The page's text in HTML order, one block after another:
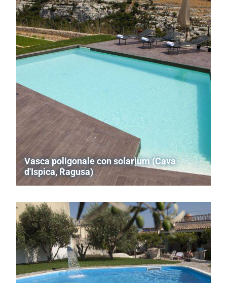
Vasca poligonale con solarium (Cava
d'Ispica, Ragusa)
Piscina a skimmer in cemento armato